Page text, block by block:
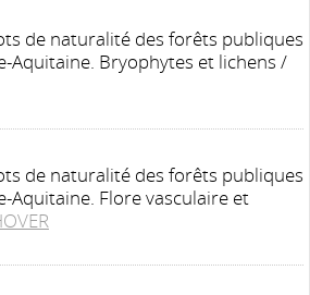
de naturalité des forêts publiques
Aquitaine. Bryophytes et lichens /
de naturalité des forêts publiques
Aquitaine. Flore vasculaire et